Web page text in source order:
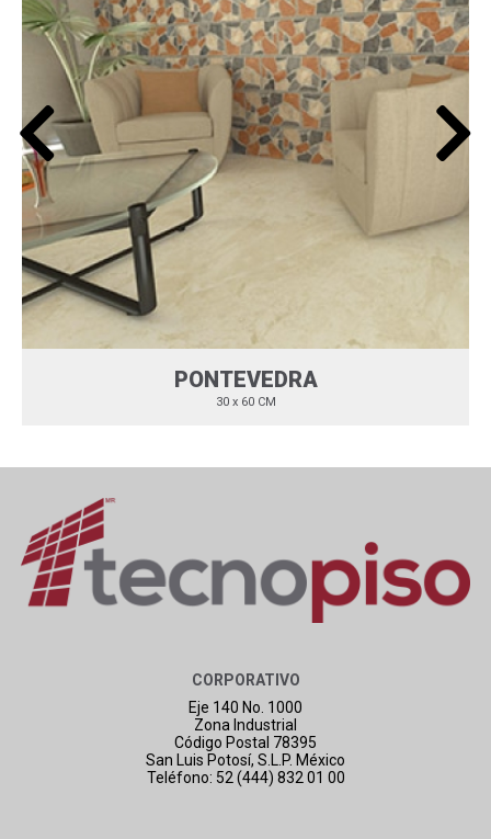
PONTEVEDRA
30 x 60 CM
CORPORATIVO
Eje 140 No. 1000
Zona Industrial
Código Postal 78395
San Luis Potosí, S.L.P. México
Teléfono: 52 (444) 832 01 00